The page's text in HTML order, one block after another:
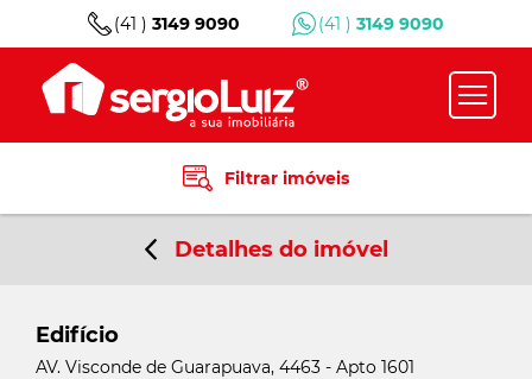
(41 )3149 9090 (41 ) 3149 9090
Filtrar imóveis
Detalhes do imóvel
Edifício
AV. Visconde de Guarapuava, 4463 - Apto 1601